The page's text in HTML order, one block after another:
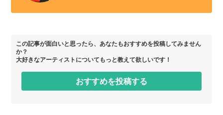
この記事が面白いと思ったら、あなたもおすすめを投稿してみません
か？
大好きなアーティストについてもっと教えて欲しいです！
おすすめを投稿する